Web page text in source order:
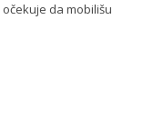
da mobilišu